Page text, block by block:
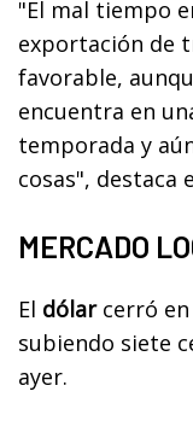
"El mal tiempo
exportación de
favorable,
encuentra en
temporada y
cosas", destaca
MERCADO
El dólarcerró en
subiendo siete
ayer.